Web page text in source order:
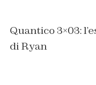
Quantico 3×03:
di Ryan